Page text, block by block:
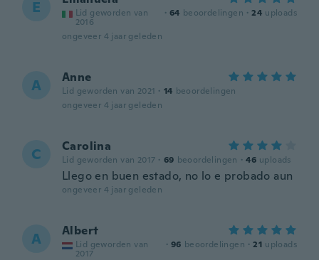
E
Lid geworden van
2016
· 64 beoordelingen · 24 uploads
ongeveer 4 jaar geleden
A Anne
Lid geworden van 2021 · 14 beoordelingen
ongeveer 4 jaar geleden
C Carolina
Lid geworden van 2017 · 69 beoordelingen · 46 uploads
Llego en buen estado, no lo e probado aun
ongeveer 4 jaar geleden
A Albert
Lid geworden van
2017
· 96 beoordelingen · 21 uploads